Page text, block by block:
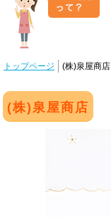
トップページ (株)泉屋商店
(株)泉屋商店